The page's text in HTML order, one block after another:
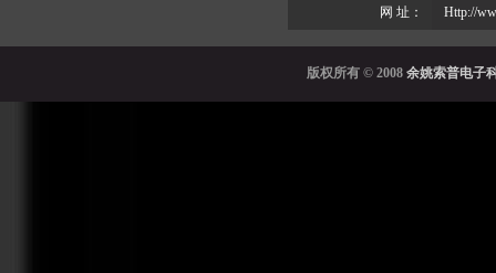
网 址： Http://
版权所有 © 2008 余姚索普电子